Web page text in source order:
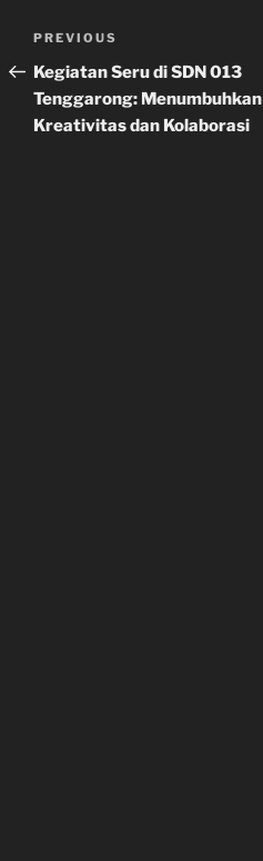
Post
navigation
Previous
Post
PREVIOUS
Kegiatan Seru di SDN 013
Tenggarong: Menumbuhkan
Kreativitas dan Kolaborasi